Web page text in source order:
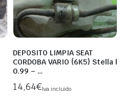
DEPOSITO LIMPIA SEAT
CORDOBA VARIO (6K5) Stella |
0.99 – …
14,64€Iva incluido